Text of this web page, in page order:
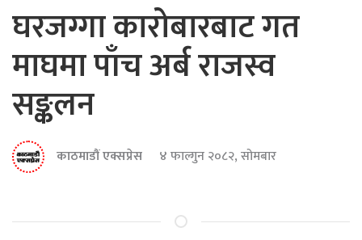
घरजग्गा कारोबारबाट गत
माघमा पाँच अर्ब राजस्व
सङ्कलन
काठमाडौं एक्सप्रेस ४ फाल्गुन २०८२, सोमबार